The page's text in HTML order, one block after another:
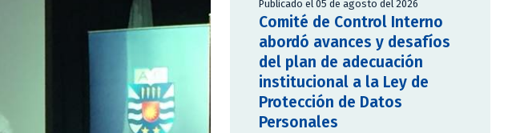
Publicado el 05 de agosto del 2026
Comité de Control Interno
abordó avances y desafíos
del plan de adecuación
institucional a la Ley de
Protección de Datos
Personales